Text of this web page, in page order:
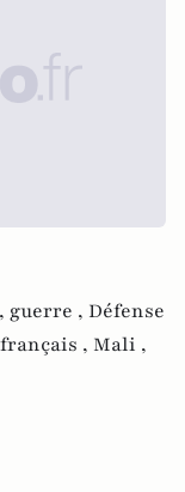
guerre , Défense
, Mali ,